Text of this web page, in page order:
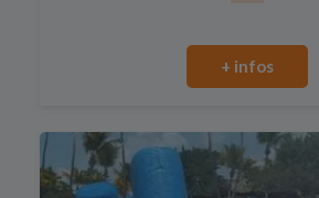
+ infos